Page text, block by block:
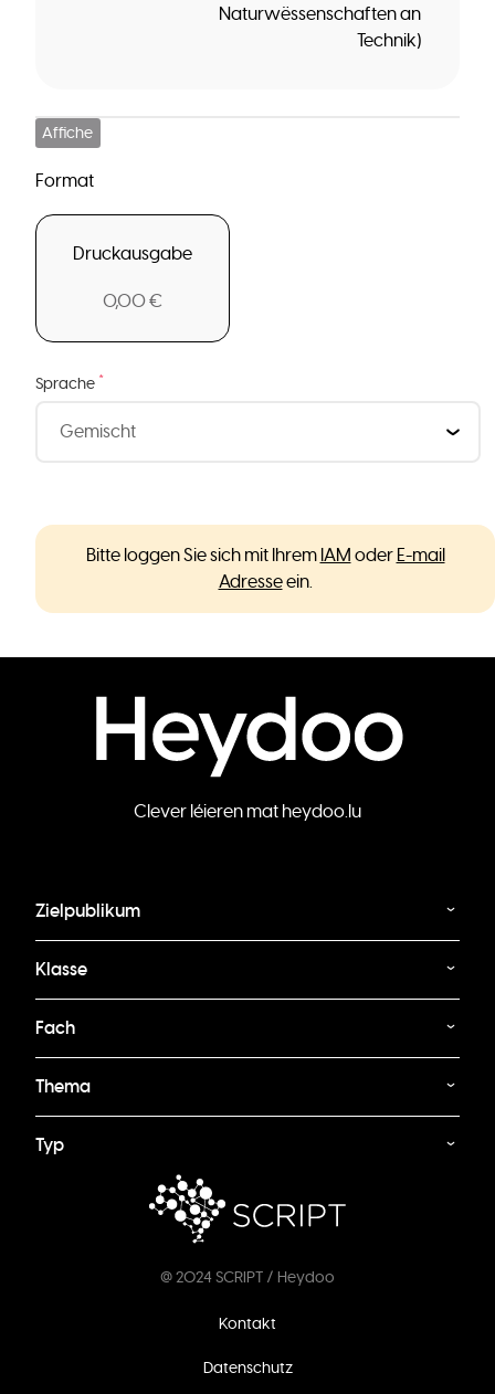
Naturwëssenschaften an
Technik)
Affiche
Format
Druckausgabe
0,00 €
Sprache *
Bitte loggen Sie sich mit Ihrem IAM oder E-mail
Adresseein.
Clever léieren mat heydoo.lu
Zielpublikum
Klasse
Fach
Thema
Typ
@ 2024 SCRIPT / Heydoo
Kontakt
Datenschutz